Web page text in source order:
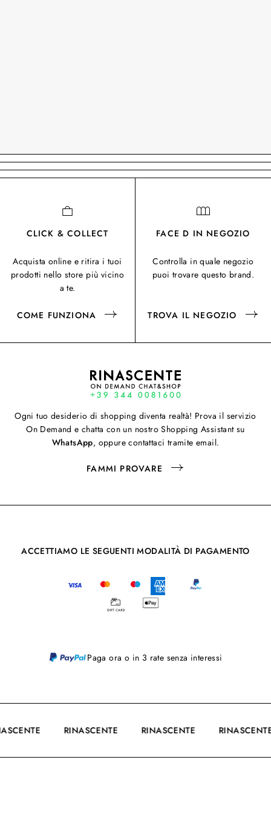
CLICK & COLLECT
Acquista online e ritira i tuoi
prodotti nello store più vicino
a te.
COME FUNZIONA
FACE D IN NEGOZIO
Controlla in quale negozio
puoi trovare questo brand.
TROVA IL NEGOZIO
Ogni tuo desiderio di shopping diventa realtà! Prova il servizio
On Demand e chatta con un nostro Shopping Assistant su
WhatsApp, oppure contattaci tramite email.
FAMMI PROVARE
ACCETTIAMO LE SEGUENTI MODALITÀ DI PAGAMENTO
Paga ora o in 3 rate senza interessi
RINASCENTE RINASCENTE